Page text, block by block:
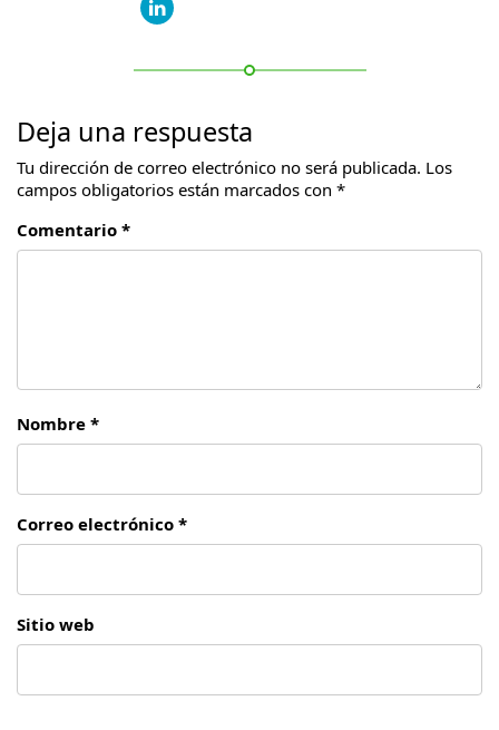
Deja una respuesta
Tu dirección de correo electrónico no será publicada. Los
campos obligatorios están marcados con *
Comentario *
Nombre *
Correo electrónico *
Sitio web